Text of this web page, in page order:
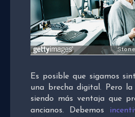
Es posible que sigamos
una brecha digital. Pero la
siendo más ventaja que
ancianos. Debemos